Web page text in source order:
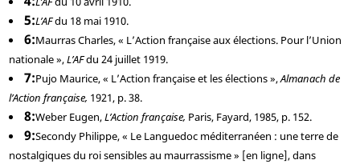
5 L’AFdu 18 mai 1910.
6 MaurrasCharles, « L’Action française aux élections. Pour l’Union
nationale »,L’AFdu 24 juillet 1919.
7 PujoMaurice, « L’Action française et les élections »,Almanach de
l’Action française, 1921, p. 38.
8 WeberEugen,L’Action française, Paris, Fayard, 1985, p. 152.
9 SecondyPhilippe, « Le Languedoc méditerranéen : une terre de
nostalgiques du roi sensibles au maurrassisme » [en ligne], dans